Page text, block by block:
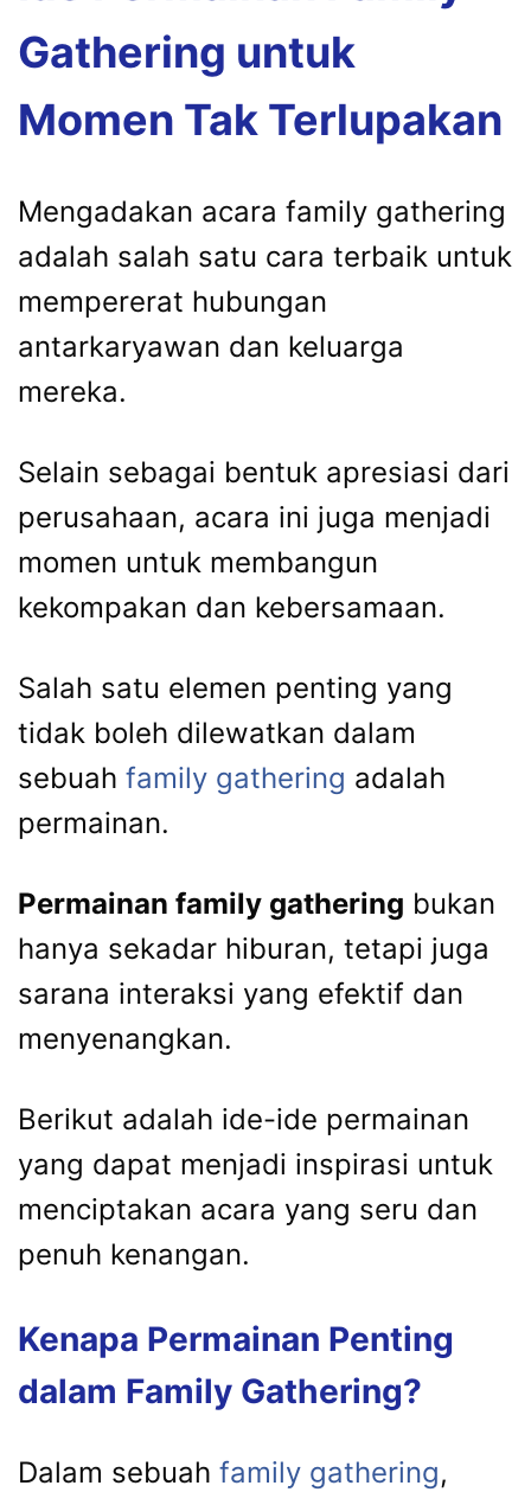
Gathering untuk
Momen Tak Terlupakan
Mengadakan acara family gathering
adalah salah satu cara terbaik untuk
mempererat hubungan
antarkaryawan dan keluarga
mereka.
Selain sebagai bentuk apresiasi dari
perusahaan, acara ini juga menjadi
momen untuk membangun
kekompakan dan kebersamaan.
Salah satu elemen penting yang
tidak boleh dilewatkan dalam
sebuah family gathering adalah
permainan.
Permainan family gathering bukan
hanya sekadar hiburan, tetapi juga
sarana interaksi yang efektif dan
menyenangkan.
Berikut adalah ide-ide permainan
yang dapat menjadi inspirasi untuk
menciptakan acara yang seru dan
penuh kenangan.
Kenapa Permainan Penting
dalam Family Gathering?
Dalam sebuah family gathering,